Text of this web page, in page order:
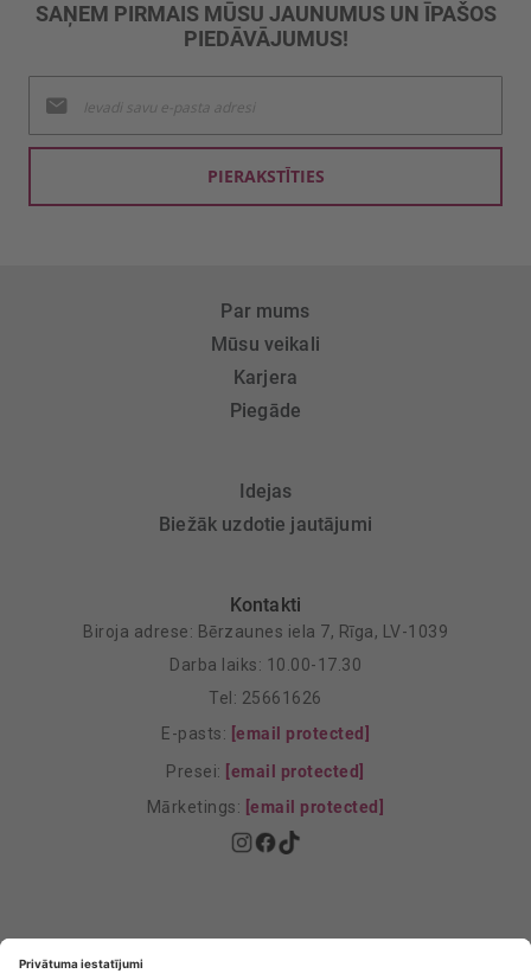
SAŅEM PIRMAIS MŪSU JAUNUMUS UN ĪPAŠOS
PIEDĀVĀJUMUS!
jaunumu
saņemšanai:
PIERAKSTĪTIES
Par mums
Mūsu veikali
Karjera
Piegāde
Idejas
Biežāk uzdotie jautājumi
Kontakti
Biroja adrese: Bērzaunes iela 7, Rīga, LV-1039
Darba laiks: 10.00-17.30
Tel: 25661626
E-pasts: [email protected]
Presei: [email protected]
Mārketings: [email protected]